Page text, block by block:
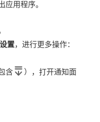
应用程序。
置，进行更多操作：
含
），打开通知面